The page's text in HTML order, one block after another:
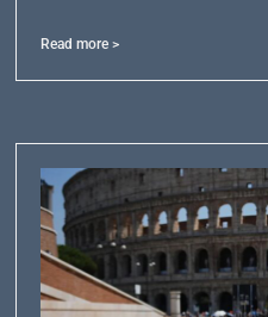
Read more >